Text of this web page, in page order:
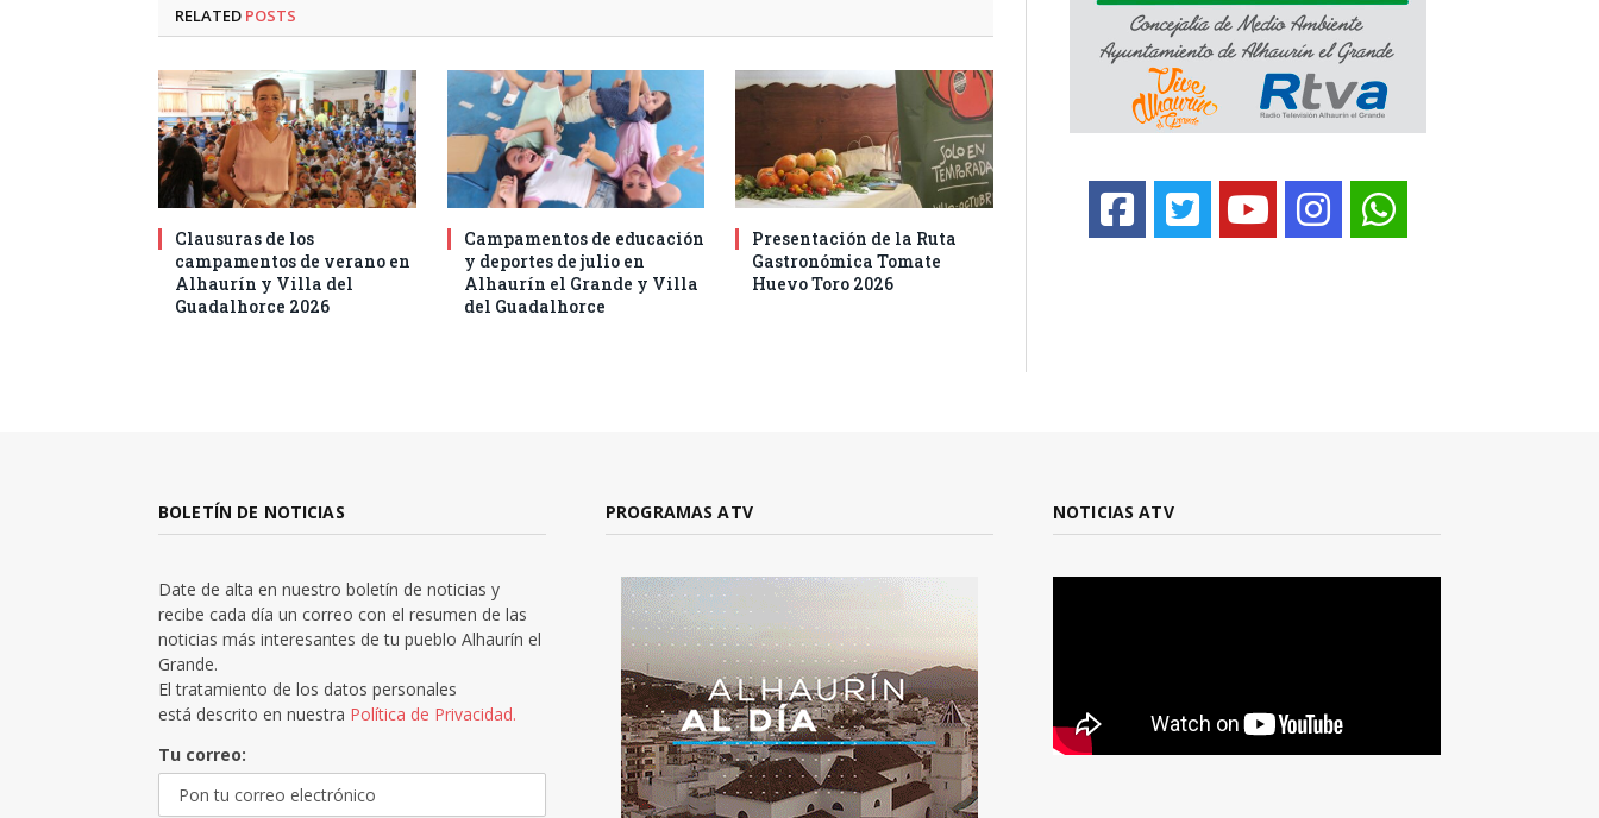
RELATED POSTS
Clausuras de los
campamentos de verano en
Alhaurín y Villa del
Guadalhorce 2026
Campamentos de educación
y deportes de julio en
Alhaurín el Grande y Villa
del Guadalhorce
Presentación de la Ruta
Gastronómica Tomate
Huevo Toro 2026
BOLETÍN DE NOTICIAS
Date de alta en nuestro boletín de noticias y
recibe cada día un correo con el resumen de las
noticias más interesantes de tu pueblo Alhaurín el
Grande.
El tratamiento de los datos personales
está descrito en nuestra Política de Privacidad.
Tu correo:
PROGRAMAS ATV NOTICIAS ATV